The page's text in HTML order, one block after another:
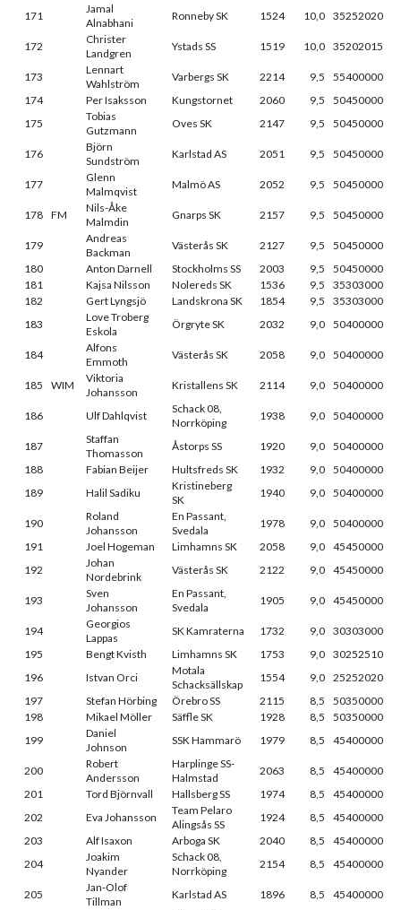
171
Jamal
Alnabhani
Ronneby SK 1524 10,0 35252020
172
Christer
Landgren
Ystads SS 1519 10,0 35202015
173
Lennart
Wahlström
Varbergs SK 2214 9,5
55400000
174
Per Isaksson Kungstornet 2060 9,5
50450000
175
Tobias
Gutzmann
Oves SK 2147 9,5 50450000
176
Björn
Sundström
Karlstad AS 2051 9,5 50450000
177
Glenn
Malmqvist
Malmö AS 2052 9,5 50450000
178 FM
Nils-Åke
Malmdin
Gnarps SK 2157 9,5 50450000
179
Andreas
Backman
Västerås SK 2127 9,5
50450000
180
Anton Darnell Stockholms SS 2003 9,5
50450000
181
Kajsa Nilsson Nolereds SK 1536 9,5
35303000
182
Gert Lyngsjö Landskrona SK 1854 9,5
35303000
183
Love Troberg
Eskola
Örgryte SK 2032 9,0 50400000
184
Alfons
Emmoth
Västerås SK 2058 9,0 50400000
185 WIM
Viktoria
Johansson
Kristallens SK 2114 9,0 50400000
186 Ulf Dahlqvist
Schack 08,
Norrköping
1938 9,0 50400000
187
Staffan
Thomasson
Åstorps SS 1920 9,0 50400000
188
Fabian Beijer Hultsfreds SK 1932 9,0 50400000
189
Halil Sadiku
Kristineberg
SK
1940 9,0 50400000
190
Roland
Johansson
En Passant,
Svedala
1978 9,0 50400000
191
Joel Hogeman Limhamns SK 2058 9,0 45450000
192
Johan
Nordebrink
Västerås SK 2122 9,0 45450000
193
Sven
Johansson
En Passant,
Svedala
1905 9,0 45450000
194
Georgios
Lappas
SK Kamraterna 1732 9,0 30303000
195
Bengt Kvisth Limhamns SK 1753 9,0 30252510
196
Istvan Orci
Motala
Schacksällskap
1554 9,0 25252020
197
Stefan Hörbing Örebro SS 2115 8,5
50350000
198
Mikael Möller Säffle SK 1928 8,5
50350000
199
Daniel
Johnson
SSK Hammarö 1979 8,5 45400000
200
Robert
Andersson
Harplinge SS-
Halmstad
2063 8,5
45400000
201
Tord Björnvall Hallsberg SS 1974 8,5
45400000
202
Eva Johansson
Team Pelaro
Alingsås SS
1924 8,5
45400000
203
Alf Isaxon Arboga SK 2040 8,5
45400000
204
Joakim
Nyander
Schack 08,
Norrköping
2154 8,5 45400000
205
Jan-Olof
Tillman
Karlstad AS 1896 8,5 45400000